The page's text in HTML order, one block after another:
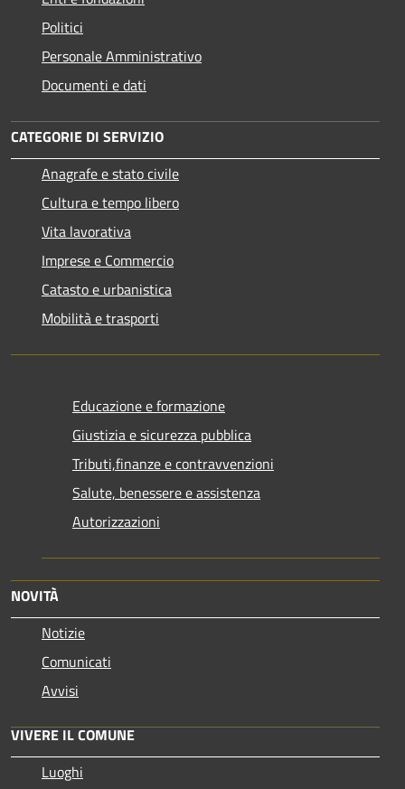
Politici
Personale Amministrativo
Documenti e dati
CATEGORIE DI SERVIZIO
Anagrafe e stato civile
Cultura e tempo libero
Vita lavorativa
Imprese e Commercio
Catasto e urbanistica
Mobilità e trasporti
Educazione e formazione
Giustizia e sicurezza pubblica
Tributi,finanze e contravvenzioni
Salute, benessere e assistenza
Autorizzazioni
NOVITÀ
Notizie
Comunicati
Avvisi
VIVERE IL COMUNE
Luoghi